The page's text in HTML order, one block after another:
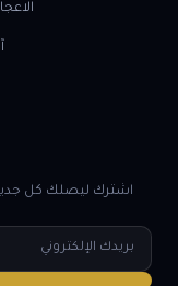
اشترك ليصلك كل جديد
البريد
الإلكتروني